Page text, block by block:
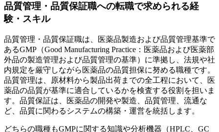
品質管理・品質保証職への転職で求められる経
験・スキル
品質管理・品質保証職は、医薬品製造および品質管理基準で
あるGMP（Good Manufacturing Practice：医薬品および医薬部
外品の製造管理および品質管理の基準）に準拠し、法規や社
内規定を厳守しながら医薬品の品質担保に努める職種です。
品質管理は、原材料から製品出荷までの全工程において、医
薬品の品質が基準に適合しているかを検査する役割を担いま
す。品質保証は、医薬品の開発や製造、品質管理、流通な
ど、品質に関わるシステムの構築・運営を統括します。
どちらの職種もGMPに関する知識や分析機器（HPLC、GC